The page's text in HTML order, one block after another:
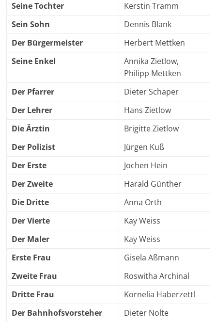
Seine Tochter
Kerstin Tramm
Sein Sohn
Dennis Blank
Der Bürgermeister
Herbert Mettken
Seine Enkel
Annika Zietlow,
Philipp Mettken
Der Pfarrer
Dieter Schaper
Der Lehrer
Hans Zietlow
Die Ärztin
Brigitte Zietlow
Der Polizist
Jürgen Kuß
Der Erste
Jochen Hein
Der Zweite
Harald Günther
Die Dritte
Anna Orth
Der Vierte
Kay Weiss
Der Maler
Kay Weiss
Erste Frau
Gisela Aßmann
Zweite Frau
Roswitha Archinal
Dritte Frau
Kornelia Haberzettl
Der Bahnhofsvorsteher
Dieter Nolte